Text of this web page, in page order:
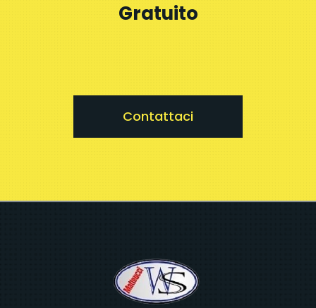
Gratuito
Contattaci